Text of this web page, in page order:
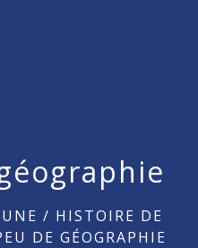
/ HISTOIRE DE
DE GÉOGRAPHIE